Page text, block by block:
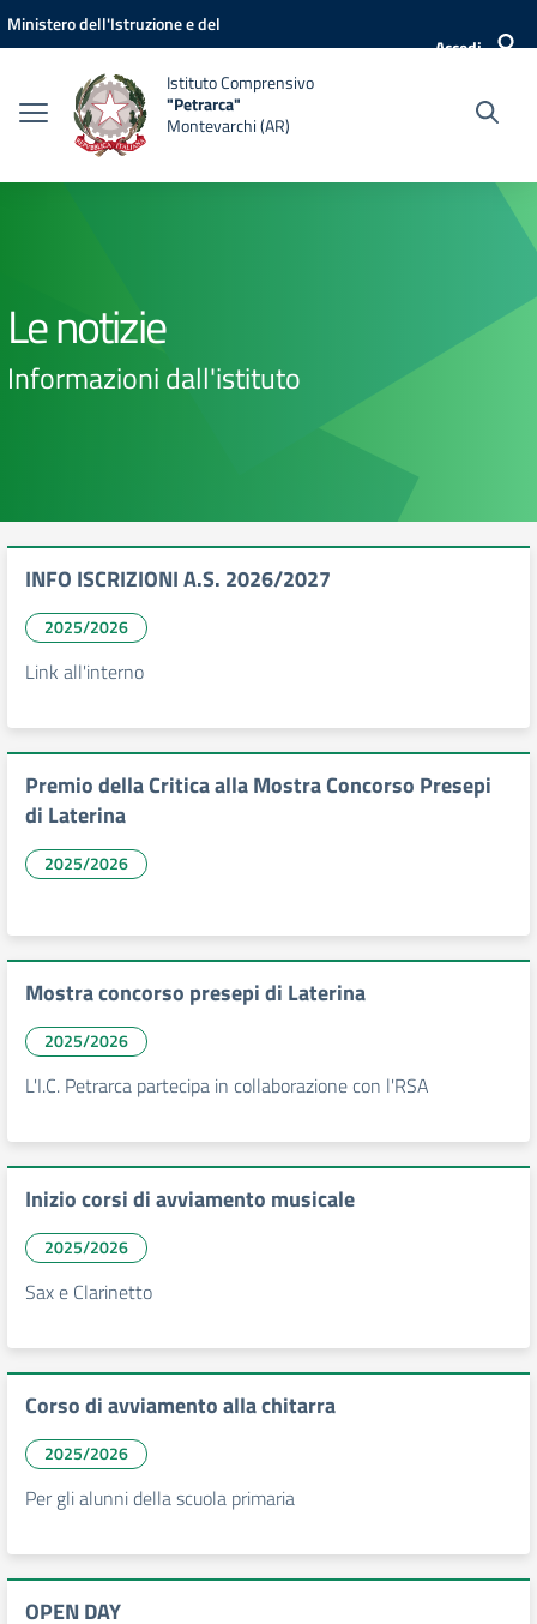
Vai ai contenuti
Vai al menu di navigazione
Vai al footer
Ministero dell'Istruzione e del
Accedi
Istituto Comprensivo
"Petrarca"
Montevarchi (AR)
Le notizie
Informazioni dall'istituto
INFO ISCRIZIONI A.S. 2026/2027
2025/2026
Link all'interno
Premio della Critica alla Mostra Concorso Presepi
di Laterina
2025/2026
Mostra concorso presepi di Laterina
2025/2026
L'I.C. Petrarca partecipa in collaborazione con l'RSA
Inizio corsi di avviamento musicale
2025/2026
Sax e Clarinetto
Corso di avviamento alla chitarra
2025/2026
Per gli alunni della scuola primaria
OPEN DAY